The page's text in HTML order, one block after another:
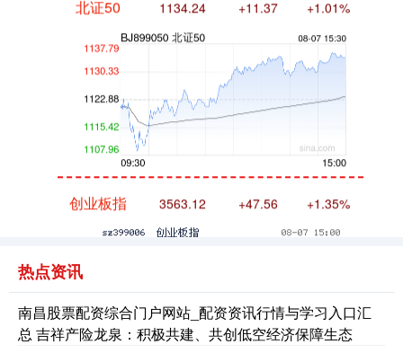
热点资讯
南昌股票配资综合门户网站_配资资讯行情与学习入口汇
总 吉祥产险龙泉：积极共建、共创低空经济保障生态